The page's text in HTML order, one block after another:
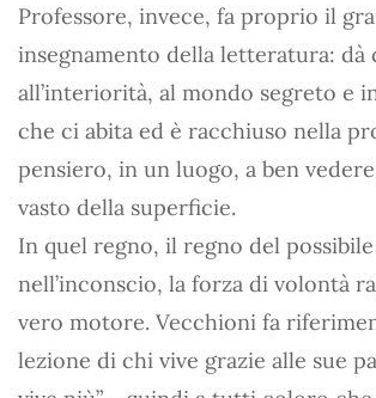
Professore, invece, fa proprio il
insegnamento della letteratura: dà
all’interiorità, al mondo segreto e
che ci abita ed è racchiuso nella
pensiero, in un luogo, a ben
vasto della superficie.
In quel regno, il regno del
nell’inconscio, la forza di volontà
vero motore. Vecchioni fa
lezione di chi vive grazie alle sue